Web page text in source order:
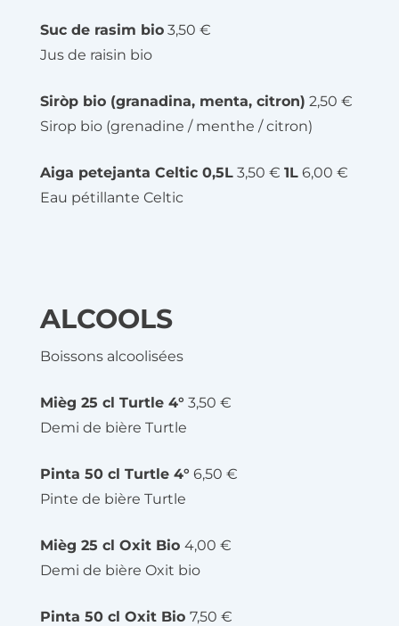
Suc de rasim bio 3,50 €
Jus de raisin bio
Siròp bio (granadina, menta, citron) 2,50 €
Sirop bio (grenadine / menthe / citron)
Aiga petejanta Celtic 0,5L 3,50 € 1L 6,00 €
Eau pétillante Celtic
ALCOOLS
Boissons alcoolisées
Mièg 25 cl Turtle 4° 3,50 €
Demi de bière Turtle
Pinta 50 cl Turtle 4° 6,50 €
Pinte de bière Turtle
Mièg 25 cl Oxit Bio 4,00 €
Demi de bière Oxit bio
Pinta 50 cl Oxit Bio 7,50 €